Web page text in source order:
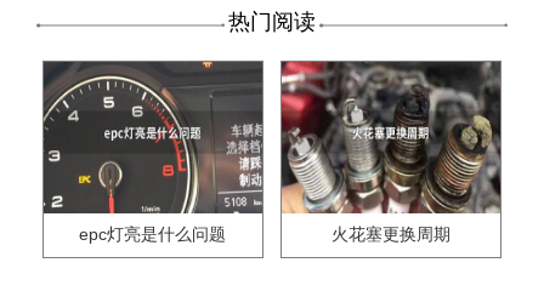
热门阅读
epc灯亮是什么问题 火花塞更换周期